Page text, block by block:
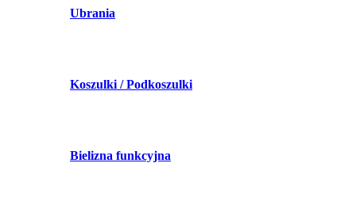
Ubrania
Koszulki / Podkoszulki
Bielizna funkcyjna